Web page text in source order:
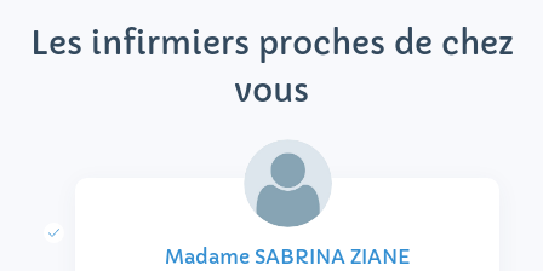
Les infirmiers proches de chez
vous
Madame SABRINA ZIANE